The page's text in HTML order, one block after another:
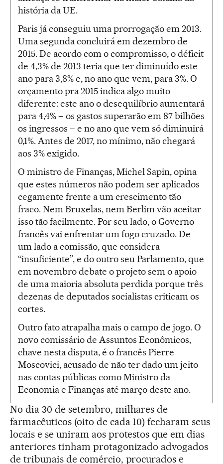
história da UE.
Paris já conseguiu uma prorrogação em 2013.
Uma segunda concluirá em dezembro de
2015. De acordo com o compromisso, o déficit
de 4,3% de 2013 teria que ter diminuído este
ano para 3,8% e, no ano que vem, para 3%. O
orçamento pra 2015 indica algo muito
diferente: este ano o desequilíbrio aumentará
para 4,4% – os gastos superarão em 87 bilhões
os ingressos – e no ano que vem só diminuirá
0,1%. Antes de 2017, no mínimo, não chegará
aos 3% exigido.
O ministro de Finanças, Michel Sapin, opina
que estes números não podem ser aplicados
cegamente frente a um crescimento tão
fraco. Nem Bruxelas, nem Berlim vão aceitar
isso tão facilmente. Por seu lado, o Governo
francês vai enfrentar um fogo cruzado. De
um lado a comissão, que considera
“insuficiente”, e do outro seu Parlamento, que
em novembro debate o projeto sem o apoio
de uma maioria absoluta perdida porque três
dezenas de deputados socialistas criticam os
cortes.
Outro fato atrapalha mais o campo de jogo. O
novo comissário de Assuntos Econômicos,
chave nesta disputa, é o francês Pierre
Moscovici, acusado de não ter dado um jeito
nas contas públicas como Ministro da
Economia e Finanças até março deste ano.
No dia 30 de setembro, milhares de
farmacêuticos (oito de cada 10) fecharam seus
locais e se uniram aos protestos que em dias
anteriores tinham protagonizado advogados
de tribunais de comércio, procurados e